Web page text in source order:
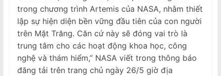
trong chương trình Artemis của NASA, nhằm thiết
lập sự hiện diện bền vững đầu tiên của con người
trên Mặt Trăng. Căn cứ này sẽ đóng vai trò là
trung tâm cho các hoạt động khoa học, công
nghệ và thám hiểm,” NASA viết trong thông báo
đăng tải trên trang chủ ngày 26/5 giờ địa